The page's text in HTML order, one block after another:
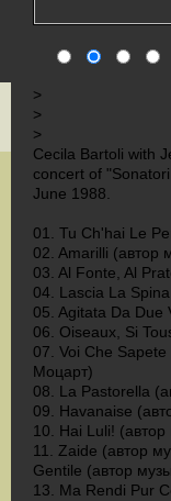
>
>
>
Cecila Bartoli with
concert of
June 1988.
01. Tu Ch'hai Le
02. Amarilli (автор
03. Al Fonte, Al
04. Lascia La
05. Agitata Da Due
06. Oiseaux, Si
07. Voi Che
Моцарт)
08. La Pastorella
09. Havanaise
10. Hai Luli!
11. Zaide (автор
Gentile (автор
13. Ma Rendi Pur